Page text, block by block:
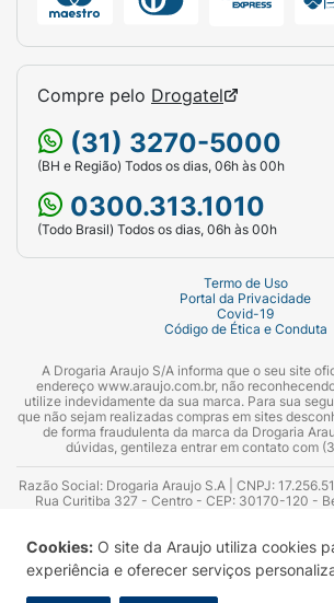
Cookies: O site da Araujo utiliza cookies
experiência e oferecer serviços
Compre pelo Drogatel
(31) 3270-5000
(BH e Região) Todos os dias, 06h às 00h
0300.313.1010
(Todo Brasil) Todos os dias, 06h às 00h
Termo de Uso
Portal da Privacidade
Covid-19
Código de Ética e Conduta
A Drogaria Araujo S/A informa que o seu site
endereço www.araujo.com.br, não
utilize indevidamente da sua marca. Para sua
que não sejam realizadas compras em sites
de forma fraudulenta da marca da Drogaria
dúvidas, gentileza entrar em contato com
Razão Social: Drogaria Araujo S.A | CNPJ:
Rua Curitiba 327 - Centro - CEP: 30170-120 -
Azevedo Guimarães – CRF 10.965 | Yasmin Silva
Consultor substituto: Thiago Aguiar Pinheiro -
Sanitário: 2025020713 | Autorização de